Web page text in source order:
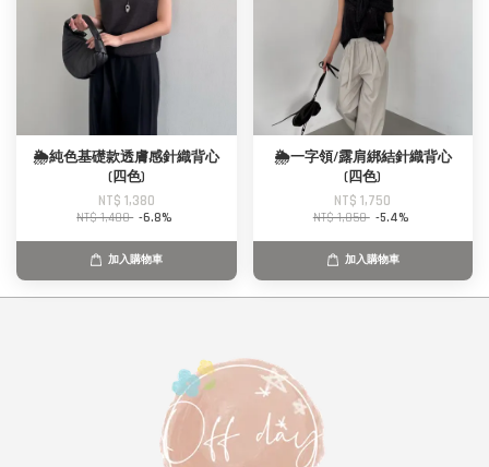
🌦️純色基礎款透膚感針織背心
(四色)
NT$ 1,380
NT$ 1,480 -6.8%
加入購物車
🌦️一字領/露肩綁結針織背心
(四色)
NT$ 1,750
NT$ 1,850 -5.4%
加入購物車